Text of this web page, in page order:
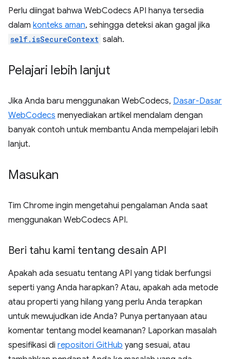
Perlu diingat bahwa WebCodecs API hanya tersedia
dalam konteks aman, sehingga deteksi akan gagal jika
self.isSecureContext salah.
Pelajari lebih lanjut
Jika Anda baru menggunakan WebCodecs, Dasar-Dasar
WebCodecs menyediakan artikel mendalam dengan
banyak contoh untuk membantu Anda mempelajari lebih
lanjut.
Masukan
Tim Chrome ingin mengetahui pengalaman Anda saat
menggunakan WebCodecs API.
Beri tahu kami tentang desain API
Apakah ada sesuatu tentang API yang tidak berfungsi
seperti yang Anda harapkan? Atau, apakah ada metode
atau properti yang hilang yang perlu Anda terapkan
untuk mewujudkan ide Anda? Punya pertanyaan atau
komentar tentang model keamanan? Laporkan masalah
spesifikasi di repositori GitHub yang sesuai, atau